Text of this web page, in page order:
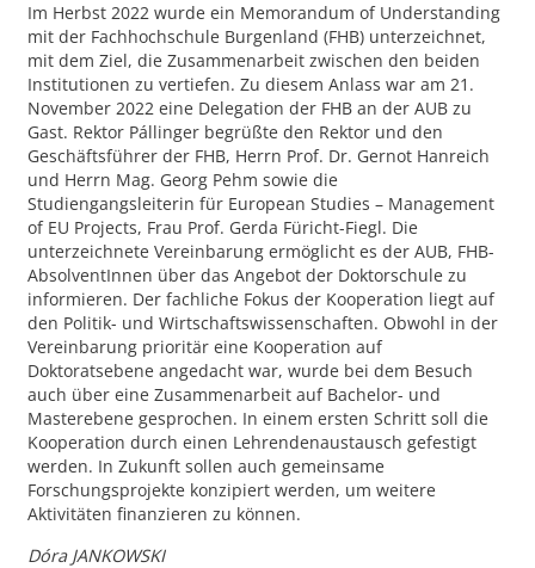
Im Herbst 2022 wurde ein Memorandum of Understanding
mit der Fachhochschule Burgenland (FHB) unterzeichnet,
mit dem Ziel, die Zusammenarbeit zwischen den beiden
Institutionen zu vertiefen. Zu diesem Anlass war am 21.
November 2022 eine Delegation der FHB an der AUB zu
Gast. Rektor Pállinger begrüßte den Rektor und den
Geschäftsführer der FHB, Herrn Prof. Dr. Gernot Hanreich
und Herrn Mag. Georg Pehm sowie die
Studiengangsleiterin für European Studies – Management
of EU Projects, Frau Prof. Gerda Füricht-Fiegl. Die
unterzeichnete Vereinbarung ermöglicht es der AUB, FHB-
AbsolventInnen über das Angebot der Doktorschule zu
informieren. Der fachliche Fokus der Kooperation liegt auf
den Politik- und Wirtschaftswissenschaften. Obwohl in der
Vereinbarung prioritär eine Kooperation auf
Doktoratsebene angedacht war, wurde bei dem Besuch
auch über eine Zusammenarbeit auf Bachelor- und
Masterebene gesprochen. In einem ersten Schritt soll die
Kooperation durch einen Lehrendenaustausch gefestigt
werden. In Zukunft sollen auch gemeinsame
Forschungsprojekte konzipiert werden, um weitere
Aktivitäten finanzieren zu können.
Dóra JANKOWSKI